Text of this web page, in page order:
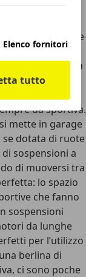
Elenco fornitori
tutto
tempo, di
si sceglie per
Executive
da vera
scegliere una
per
e nel
da sportiva.
mette in garage
dotata di ruote
sospensioni a
di muoversi tra
: lo spazio
che fanno
sospensioni
da lunghe
per l’utilizzo
berlina di
ci sono poche